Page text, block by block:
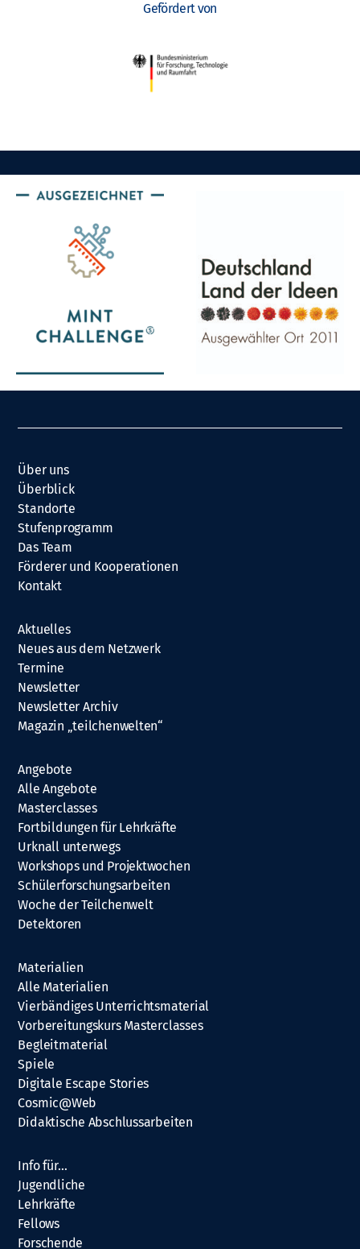
Gefördert von
Über uns
Überblick
Standorte
Stufenprogramm
Das Team
Förderer und Kooperationen
Kontakt
Aktuelles
Neues aus dem Netzwerk
Termine
Newsletter
Newsletter Archiv
Magazin „teilchenwelten“
Angebote
Alle Angebote
Masterclasses
Fortbildungen für Lehrkräfte
Urknall unterwegs
Workshops und Projektwochen
Schülerforschungsarbeiten
Woche der Teilchenwelt
Detektoren
Materialien
Alle Materialien
Vierbändiges Unterrichtsmaterial
Vorbereitungskurs Masterclasses
Begleitmaterial
Spiele
Digitale Escape Stories
Cosmic@Web
Didaktische Abschlussarbeiten
Info für…
Jugendliche
Lehrkräfte
Fellows
Forschende